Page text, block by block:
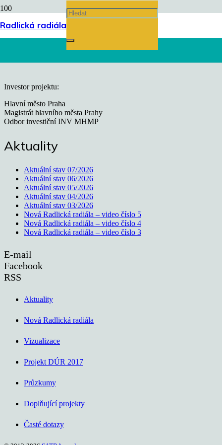
Radlická radiála
chevron_right
Investor projektu:
Hlavní město Praha
Magistrát hlavního města Prahy
Odbor investiční INV MHMP
Aktuality
Aktuální stav 07/2026
Aktuální stav 06/2026
Aktuální stav 05/2026
Aktuální stav 04/2026
Aktuální stav 03/2026
Nová Radlická radiála – video číslo 5
Nová Radlická radiála – video číslo 4
Nová Radlická radiála – video číslo 3
E-mail
Facebook
RSS
Aktuality
Nová Radlická radiála
Vizualizace
Projekt DÚR 2017
Průzkumy
Doplňující projekty
Časté dotazy